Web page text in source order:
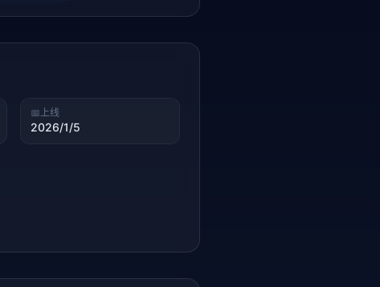
📅上线
2026/1/5